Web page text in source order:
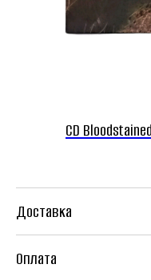
CD
Доставка
Оплата